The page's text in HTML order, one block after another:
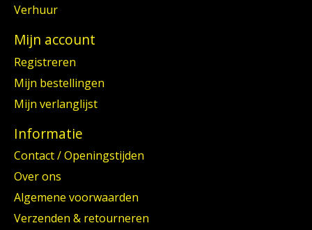
Verhuur
Mijn account
Registreren
Mijn bestellingen
Mijn verlanglijst
Informatie
Contact / Openingstijden
Over ons
Algemene voorwaarden
Verzenden & retourneren